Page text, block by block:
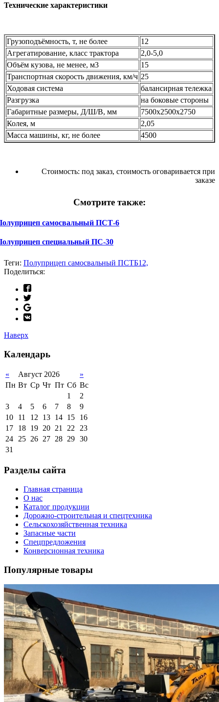
Технические характеристики
Грузоподъёмность, т, не более
12
Агрегатирование, класс трактора
2,0-5,0
Объём кузова, не менее, м3
15
Транспортная скорость движения, км/ч 25
Ходовая система
балансирная тележка
Разгрузка
на боковые стороны
Габаритные размеры, Д/Ш/В, мм
7500х2500х2750
Колея, м
2,05
Масса машины, кг, не более
4500
Стоимость: под заказ, стоимость оговаривается при
заказе
Смотрите также:
самосвальный ПСТ-6
специальный ПС-30
Теги: Полуприцеп самосвальный ПСТБ12,
Поделиться:
Наверх
Календарь
« Август 2026
»
Пн Вт Ср Чт Пт Сб Вс
1
2
3
4 5 6 7 8
9
10
11 12 13 14 15
16
17
18 19 20 21 22 23
24 25 26 27 28 29 30
31
Разделы сайта
Главная страница
О нас
Каталог продукции
Дорожно-строительная и спецтехника
Сельскохозяйственная техника
Запасные части
Спецпредложения
Конверсионная техника
Популярные товары